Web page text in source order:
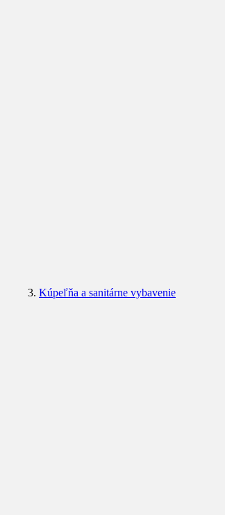
Kúpeľňa a sanitárne vybavenie